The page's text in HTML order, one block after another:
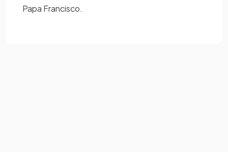
Papa Francisco.